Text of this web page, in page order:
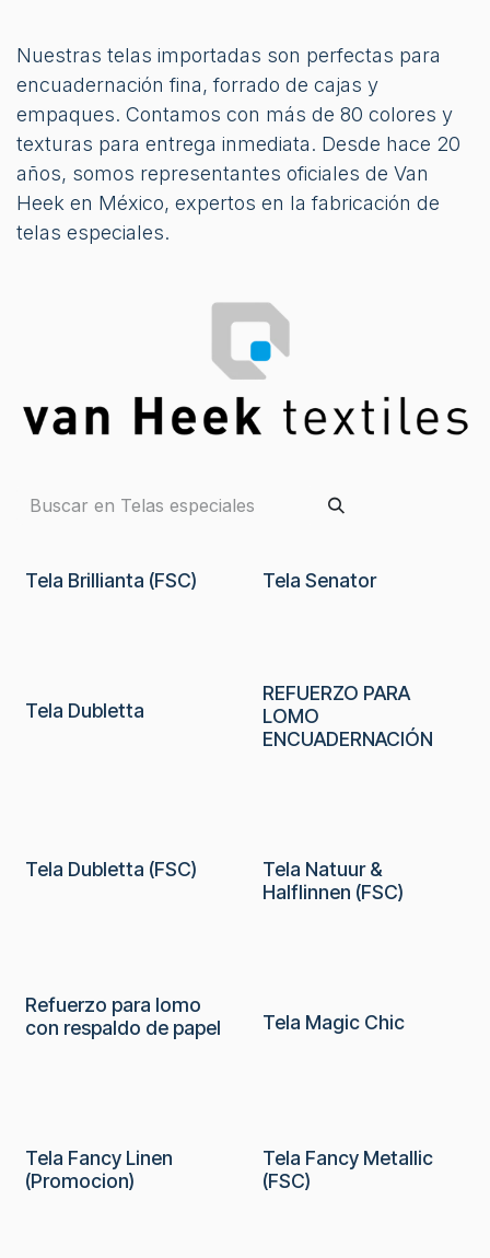
Nuestras telas importadas son perfectas para
encuadernación fina, forrado de cajas y
empaques. Contamos con más de 80 colores y
texturas para entrega inmediata. Desde hace 20
años, somos representantes oficiales de Van
Heek en México, expertos en la fabricación de
telas especiales.
Tela Brillianta (FSC) Tela Senator
Tela Dubletta
REFUERZO PARA
LOMO
ENCUADERNACIÓN
Tela Dubletta (FSC)
Tela Natuur &
Halflinnen (FSC)
Refuerzo para lomo
con respaldo de papel
Tela Magic Chic
Tela Fancy Linen
(Promocion)
Tela Fancy Metallic
(FSC)